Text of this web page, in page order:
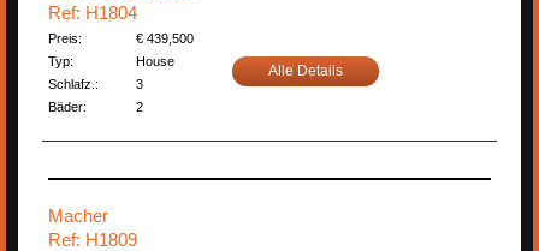
Ref: H1804
Preis:
€ 439,500
Typ:
House
Schlafz.:
3
Bäder:
2
Alle Details
Macher
Ref: H1809